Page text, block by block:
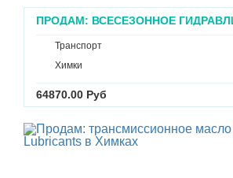
ПРОДАМ: ВСЕСЕЗОННОЕ
Транспорт
Химки
64870.00 Руб